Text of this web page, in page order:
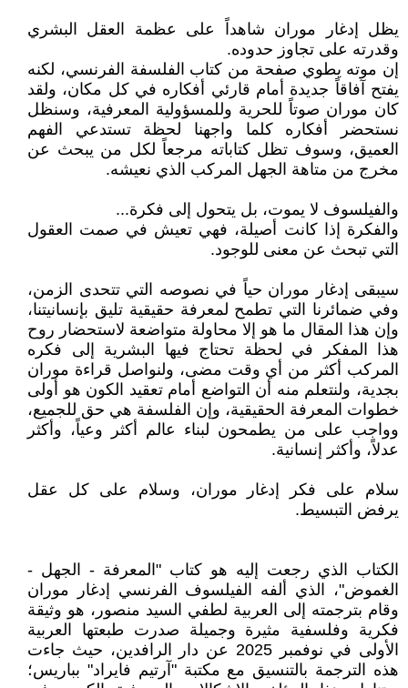
يظل إدغار موران شاهداً على عظمة العقل البشري
وقدرته على تجاوز حدوده.
إن موته يطوي صفحة من كتاب الفلسفة الفرنسي، لكنه
يفتح آفاقاً جديدة أمام قارئي أفكاره في كل مكان، ولقد
كان موران صوتاً للحرية وللمسؤولية المعرفية، وسنظل
نستحضر أفكاره كلما واجهنا لحظة تستدعي الفهم
العميق، وسوف تظل كتاباته مرجعاً لكل من يبحث عن
مخرج من متاهة الجهل المركب الذي نعيشه.
والفيلسوف لا يموت، بل يتحول إلى فكرة...
والفكرة إذا كانت أصيلة، فهي تعيش في صمت العقول
التي تبحث عن معنى للوجود.
سيبقى إدغار موران حياً في نصوصه التي تتحدى الزمن،
وفي ضمائرنا التي تطمح لمعرفة حقيقية تليق بإنسانيتنا،
وإن هذا المقال ما هو إلا محاولة متواضعة لاستحضار روح
هذا المفكر في لحظة تحتاج فيها البشرية إلى فكره
المركب أكثر من أي وقت مضى، ولنواصل قراءة موران
بجدية، ولنتعلم منه أن التواضع أمام تعقيد الكون هو أولى
خطوات المعرفة الحقيقية، وإن الفلسفة هي حق للجميع،
وواجب على من يطمحون لبناء عالم أكثر وعياً، وأكثر
عدلاً، وأكثر إنسانية.
سلام على فكر إدغار موران، وسلام على كل عقل
يرفض التبسيط.
الكتاب الذي رجعت إليه هو كتاب "المعرفة - الجهل -
الغموض"، الذي ألفه الفيلسوف الفرنسي إدغار موران
وقام بترجمته إلى العربية لطفي السيد منصور، هو وثيقة
فكرية وفلسفية مثيرة وجميلة صدرت طبعتها العربية
الأولى في نوفمبر 2025 عن دار الرافدين، حيث جاءت
هذه الترجمة بالتنسيق مع مكتبة "آرتيم فايراد" بباريس؛